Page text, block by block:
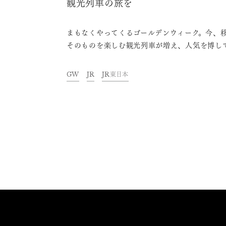
観光列車の旅を
まもなくやってくるゴールデンウィーク。今、
そのものを楽しむ観光列車が増え、人気を博し
める観光列車「越乃Shu＊Kura」の魅力や見ど
ろなどをご紹介します。
GW JR JR東日本